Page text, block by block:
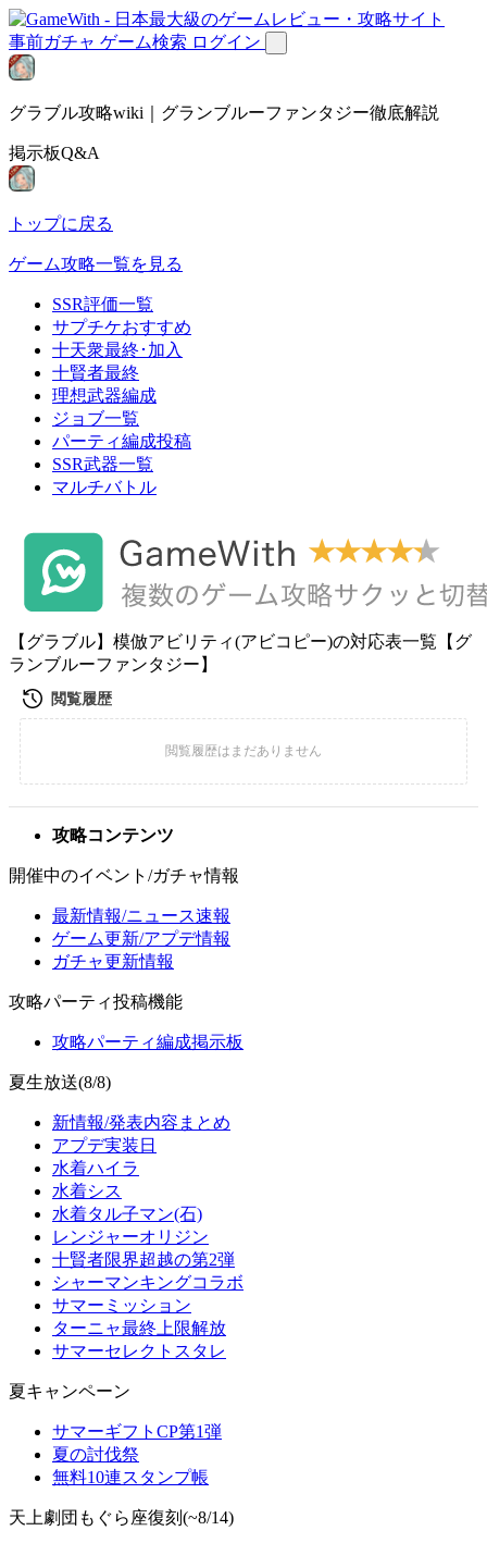
事前ガチャ ゲーム検索 ログイン
グラブル攻略wiki｜グランブルーファンタジー徹底解説
掲示板Q&A
トップに戻る
ゲーム攻略一覧を見る
SSR評価一覧
サプチケおすすめ
十天衆最終･加入
十賢者最終
理想武器編成
ジョブ一覧
パーティ編成投稿
SSR武器一覧
マルチバトル
【グラブル】模倣アビリティ(アビコピー)の対応表一覧【グ
ランブルーファンタジー】
攻略コンテンツ
開催中のイベント/ガチャ情報
最新情報/ニュース速報
ゲーム更新/アプデ情報
ガチャ更新情報
攻略パーティ投稿機能
攻略パーティ編成掲示板
夏生放送(8/8)
新情報/発表内容まとめ
アプデ実装日
水着ハイラ
水着シス
水着タル子マン(石)
レンジャーオリジン
十賢者限界超越の第2弾
シャーマンキングコラボ
サマーミッション
ターニャ最終上限解放
サマーセレクトスタレ
夏キャンペーン
サマーギフトCP第1弾
夏の討伐祭
無料10連スタンプ帳
天上劇団もぐら座復刻(~8/14)